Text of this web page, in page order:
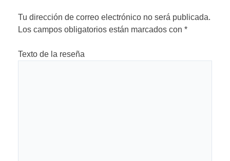
Tu dirección de correo electrónico no será publicada.
Los campos obligatorios están marcados con *
Texto de la reseña